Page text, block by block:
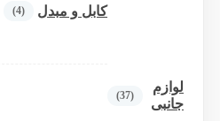
لوازم
جانبی
(37)
کابل و مبدل (4)